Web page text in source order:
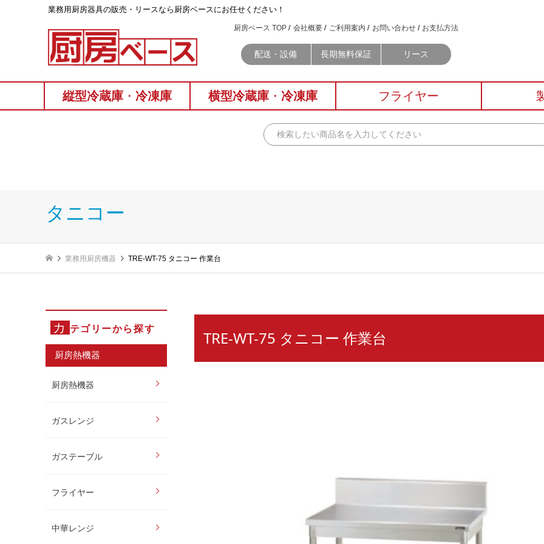
業務⽤厨房器具の販売・リースなら厨房ベースにお任せください！
厨房ベース TOP 会社概要 ご利用案内 お問い合わせ お支払方法
配送・設備 長期無料保証 リース
縦型冷蔵庫 ・ 冷凍庫 横型冷蔵庫 ・ 冷凍庫 フライヤー
タニコー
業務用厨房機器 TRE-WT-75 タニコー 作業台
カ テゴリーから探す
厨房熱機器
厨房熱機器
ガスレンジ
ガステーブル
フライヤー
中華レンジ
TRE-WT-75 タニコー 作業台